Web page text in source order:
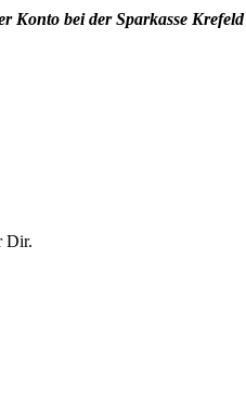
Konto bei der Sparkasse
Dir.